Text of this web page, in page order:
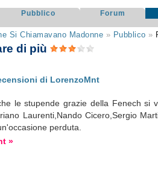
Pubblico Forum
Si Chiamavano Madonne » Pubblico »
di più
di LorenzoMnt
le stupende grazie della Fenech
Laurenti,Nando Cicero,Sergio
perduta.
»